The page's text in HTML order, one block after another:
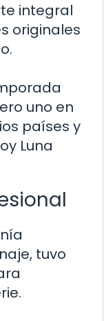
integral
originales
uno en
países y
Luna
tuvo